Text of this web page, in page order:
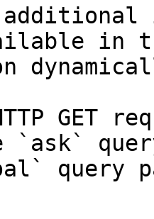
in
GET
`ask`
query